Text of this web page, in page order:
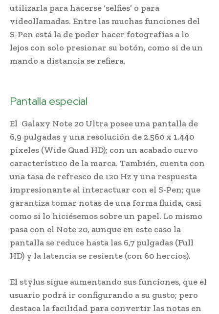
utilizarla para hacerse ‘selfies’ o para
videollamadas. Entre las muchas funciones del
S-Pen está la de poder hacer fotografías a lo
lejos con solo presionar su botón, como si de un
mando a distancia se refiera.
Pantalla especial
El Galaxy Note 20 Ultra posee una pantalla de
6,9 pulgadas y una resolución de 2.560 x 1.440
píxeles (Wide Quad HD); con un acabado curvo
característico de la marca. También, cuenta con
una tasa de refresco de 120 Hz y una respuesta
impresionante al interactuar con el S-Pen; que
garantiza tomar notas de una forma fluida, casi
como si lo hiciésemos sobre un papel. Lo mismo
pasa con el Note 20, aunque en este caso la
pantalla se reduce hasta las 6,7 pulgadas (Full
HD) y la latencia se resiente (con 60 hercios).
El stylus sigue aumentando sus funciones, que el
usuario podrá ir configurando a su gusto; pero
destaca la facilidad para convertir las notas en